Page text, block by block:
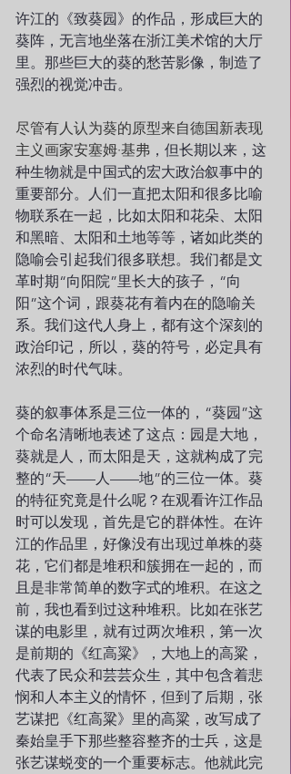
许江的《致葵园》的作品，形成巨大的
葵阵，无言地坐落在浙江美术馆的大厅
里。那些巨大的葵的愁苦影像，制造了
强烈的视觉冲击。
尽管有人认为葵的原型来自德国新表现
主义画家安塞姆·基弗 ，但长期以来，这
种生物就是中国式的宏大政治叙事中的
重要部分。人们一直把太阳和很多比喻
物联系在一起，比如太阳和花朵、太阳
和黑暗、太阳和土地等等，诸如此类的
隐喻会引起我们很多联想。我们都是文
革时期“向阳院”里长大的孩子，“向
阳”这个词，跟葵花有着内在的隐喻关
系。我们这代人身上，都有这个深刻的
政治印记，所以，葵的符号，必定具有
浓烈的时代气味。
葵的叙事体系是三位一体的，“葵园”这
个命名清晰地表述了这点：园是大地，
葵就是人，而太阳是天，这就构成了完
整的“天——人——地”的三位一体。葵
的特征究竟是什么呢？在观看许江作品
时可以发现，首先是它的群体性。在许
江的作品里，好像没有出现过单株的葵
花，它们都是堆积和簇拥在一起的，而
且是非常简单的数字式的堆积。在这之
前，我也看到过这种堆积。比如在张艺
谋的电影里，就有过两次堆积，第一次
是前期的《红高粱》，大地上的高粱，
代表了民众和芸芸众生，其中包含着悲
悯和人本主义的情怀，但到了后期，张
艺谋把《红高粱》里的高粱，改写成了
秦始皇手下那些整容整齐的士兵，这是
张艺谋蜕变的一个重要标志。他就此完